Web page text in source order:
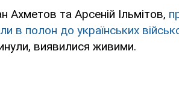
Ахметов та Арсеній Ільмітов,
в полон до українських
виявилися живими.